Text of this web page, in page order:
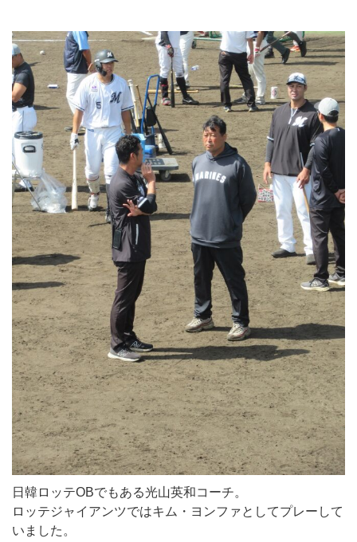
日韓ロッテOBでもある光山英和コーチ。
ロッテジャイアンツではキム・ヨンファとしてプレーして
いました。